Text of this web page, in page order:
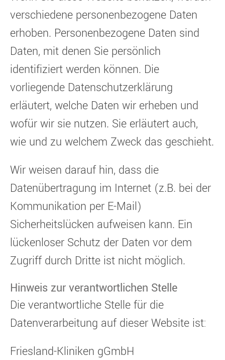
verschiedene personenbezogene Daten
erhoben. Personenbezogene Daten sind
Daten, mit denen Sie persönlich
identifiziert werden können. Die
vorliegende Datenschutzerklärung
erläutert, welche Daten wir erheben und
wofür wir sie nutzen. Sie erläutert auch,
wie und zu welchem Zweck das geschieht.
Wir weisen darauf hin, dass die
Datenübertragung im Internet (z.B. bei der
Kommunikation per E-Mail)
Sicherheitslücken aufweisen kann. Ein
lückenloser Schutz der Daten vor dem
Zugriff durch Dritte ist nicht möglich.
Hinweis zur verantwortlichen Stelle
Die verantwortliche Stelle für die
Datenverarbeitung auf dieser Website ist:
Friesland-Kliniken gGmbH